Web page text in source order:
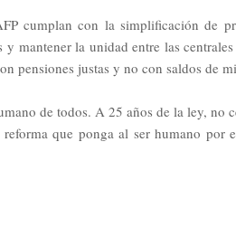
cumplan con la simplificación de
mantener la unidad entre las
pensiones justas y no con saldos de
de todos. A 25 años de la ley, no
que ponga al ser humano por